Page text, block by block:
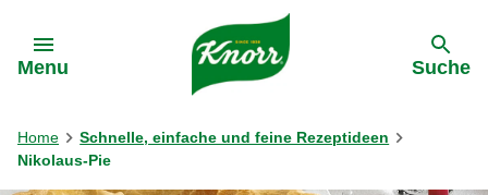
Menu Suche
Home
Schnelle, einfache und feine Rezeptideen
Nikolaus-Pie